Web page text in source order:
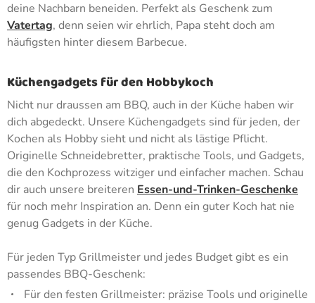
deine Nachbarn beneiden. Perfekt als Geschenk zum
Vatertag, denn seien wir ehrlich, Papa steht doch am
häufigsten hinter diesem Barbecue.
Küchengadgets für den Hobbykoch
Nicht nur draussen am BBQ, auch in der Küche haben wir
dich abgedeckt. Unsere Küchengadgets sind für jeden, der
Kochen als Hobby sieht und nicht als lästige Pflicht.
Originelle Schneidebretter, praktische Tools, und Gadgets,
die den Kochprozess witziger und einfacher machen. Schau
dir auch unsere breiteren Essen-und-Trinken-Geschenke
für noch mehr Inspiration an. Denn ein guter Koch hat nie
genug Gadgets in der Küche.
Für jeden Typ Grillmeister und jedes Budget gibt es ein
passendes BBQ-Geschenk:
Für den festen Grillmeister: präzise Tools und originelle